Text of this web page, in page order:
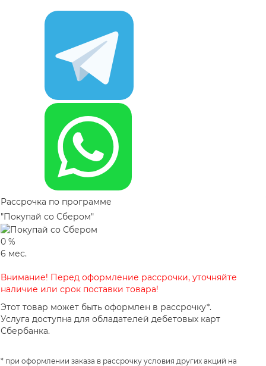
Рассрочка по программе
"Покупай со Сбером"
0 %
6 мес.
Внимание! Перед оформление рассрочки, уточняйте
наличие или срок поставки товара!
Этот товар может быть оформлен в рассрочку*.
Услуга доступна для обладателей дебетовых карт
Сбербанка.
* при оформлении заказа в рассрочку условия других акций на